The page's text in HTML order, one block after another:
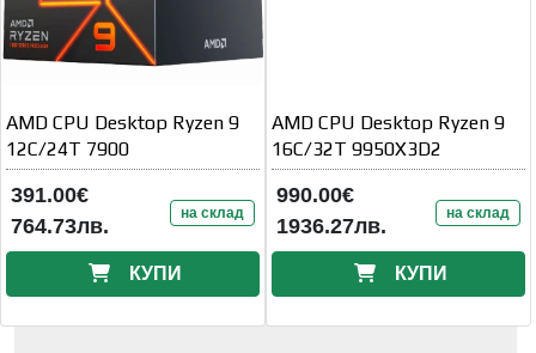
AMD CPU Desktop Ryzen 9
12C/24T 7900
391.00€
764.73лв.
на склад
КУПИ
AMD CPU Desktop Ryzen 9
16C/32T 9950X3D2
990.00€
1936.27лв.
на склад
КУПИ